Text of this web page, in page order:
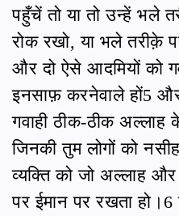
पहुँचें तो या तो उन्हें भले
रोक रखो, या भले तरीक़े
और दो ऐसे आदमियों को
इनसाफ़ करनेवाले हों5
गवाही ठीक-ठीक अल्लाह
जिनकी तुम लोगों को
व्यक्ति को जो अल्लाह
पर ईमान पर रखता